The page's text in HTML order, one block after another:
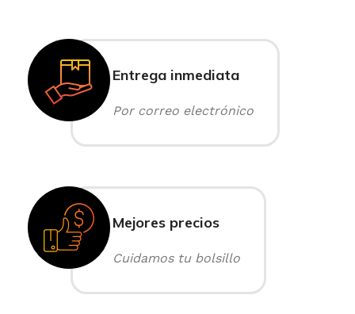
Entrega inmediata
Por correo electrónico
Mejores precios
Cuidamos tu bolsillo